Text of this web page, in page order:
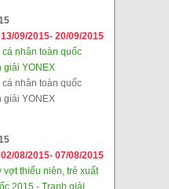
13/09/2015- 20/09/2015
nhân toàn quốc
giải YONEX
nhân toàn quốc
giải YONEX
02/08/2015- 07/08/2015
vợt thiếu niên, trẻ xuất
2015 - Tranh giải